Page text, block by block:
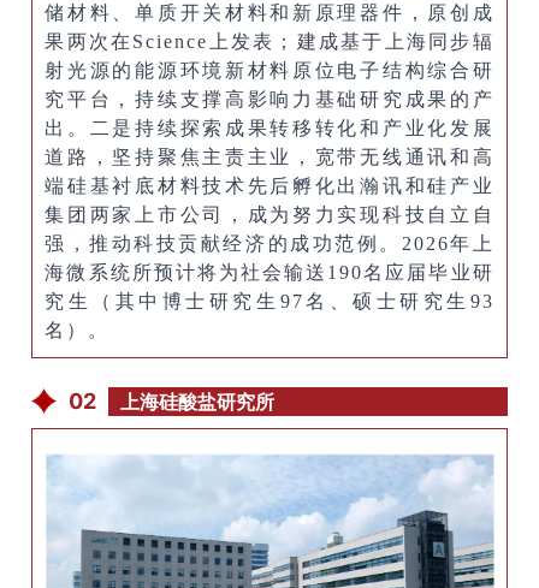
储材料、单质开关材料和新原理器件，原创成
果两次在Science上发表；建成基于上海同步辐
射光源的能源环境新材料原位电子结构综合研
究平台，持续支撑高影响力基础研究成果的产
出。二是持续探索成果转移转化和产业化发展
道路，坚持聚焦主责主业，宽带无线通讯和高
端硅基衬底材料技术先后孵化出瀚讯和硅产业
集团两家上市公司，成为努力实现科技自立自
强，推动科技贡献经济的成功范例。2026年
上
海微系统所预计将为社会输送190名应届毕业研
究生（其中博士研究生97名、硕士研究生93
名）。
02 上海硅酸盐研究所